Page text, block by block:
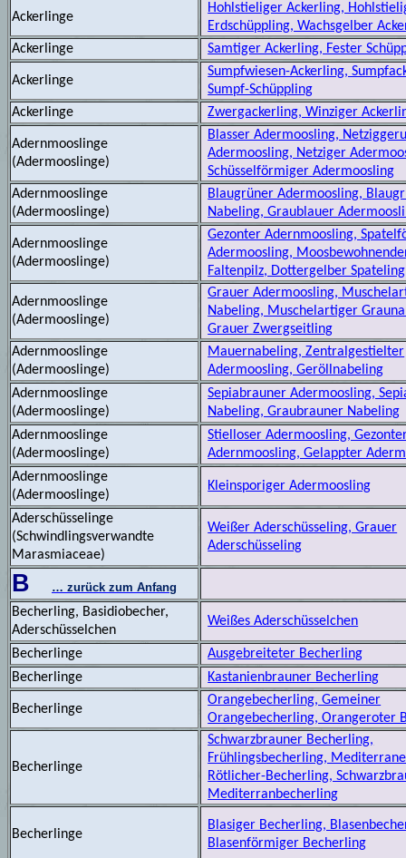
Ackerlinge
Hohlstieliger Ackerling,
Erdschüppling, Wachsgelber
Ackerlinge
Samtiger Ackerling, Fester
Ackerlinge
Sumpfwiesen-Ackerling,
Sumpf-Schüppling
Ackerlinge
Zwergackerling, Winziger
Adernmooslinge
(Adermooslinge)
Blasser Adermoosling,
Adermoosling, Netziger
Schüsselförmiger Adermoosling
Adernmooslinge
(Adermooslinge)
Blaugrüner Adermoosling,
Nabeling, Graublauer
Adernmooslinge
(Adermooslinge)
Gezonter Adernmoosling,
Adermoosling,
Faltenpilz, Dottergelber Spateling
Adernmooslinge
(Adermooslinge)
Grauer Adermoosling,
Nabeling, Muschelartiger
Grauer Zwergseitling
Adernmooslinge
(Adermooslinge)
Mauernabeling, Zentralgestielter
Adermoosling, Geröllnabeling
Adernmooslinge
(Adermooslinge)
Sepiabrauner Adermoosling,
Nabeling, Graubrauner Nabeling
Adernmooslinge
(Adermooslinge)
Stielloser Adermoosling,
Adernmoosling, Gelappter
Adernmooslinge
(Adermooslinge)
Kleinsporiger Adermoosling
Aderschüsselinge
(Schwindlingsverwandte
Marasmiaceae)
Weißer Aderschüsseling, Grauer
Aderschüsseling
B … zurück zum Anfang
Becherling, Basidiobecher,
Aderschüsselchen
Weißes Aderschüsselchen
Becherlinge
Ausgebreiteter Becherling
Becherlinge
Kastanienbrauner Becherling
Becherlinge
Orangebecherling, Gemeiner
Orangebecherling, Orangeroter
Becherlinge
Schwarzbrauner Becherling,
Frühlingsbecherling,
Rötlicher-Becherling,
Mediterranbecherling
Becherlinge
Blasiger Becherling,
Blasenförmiger Becherling